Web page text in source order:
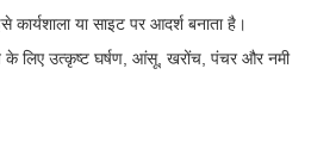
कार्यशाला या साइट पर आदर्श बनाता है।
लिए उत्कृष्ट घर्षण, आंसू, खरोंच, पंचर और नमी